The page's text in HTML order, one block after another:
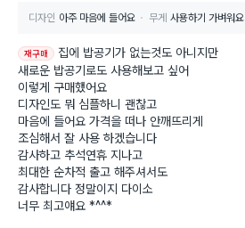
디자인 아주 마음에 들어요 무게 사용하기 가벼워요
재구매
집에 밥공기가 없는것도 아니지만
새로운 밥공기로도 사용해보고 싶어
이렇게 구매했어요
디자인도 뭐 심플하니 괜찮고
마음에 들어요 가격을 떠나 안깨뜨리게
조심해서 잘 사용 하겠습니다
감사하고 추석연휴 지나고
최대한 순차적 출고 해주셔서도
감사합니다 정말이지 다이소
너무 최고얘요 *^^*